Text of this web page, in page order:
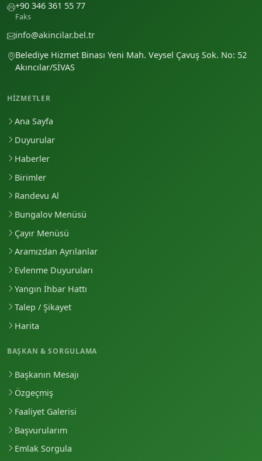
+90 346 361 55 77
Faks
info@akincilar.bel.tr
Belediye Hizmet Binası Yeni Mah. Veysel Çavuş Sok. No: 52
Akıncılar/SİVAS
HIZMETLER
Ana Sayfa
Duyurular
Haberler
Birimler
Randevu Al
Bungalov Menüsü
Çayır Menüsü
Aramızdan Ayrılanlar
Evlenme Duyuruları
Yangın İhbar Hattı
Talep / Şikayet
Harita
BAŞKAN & SORGULAMA
Başkanın Mesajı
Özgeçmiş
Faaliyet Galerisi
Başvurularım
Emlak Sorgula